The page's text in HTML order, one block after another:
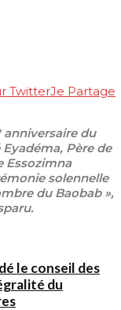
TwitterJe Partage
anniversaire du
Père de
Essozimna
solennelle
du Baobab »,
le conseil des
du